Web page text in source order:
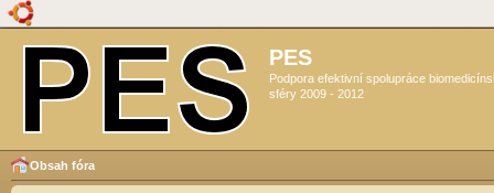
PES
Podpora efektivní spolupráce
sféry 2009 - 2012
Obsah fóra